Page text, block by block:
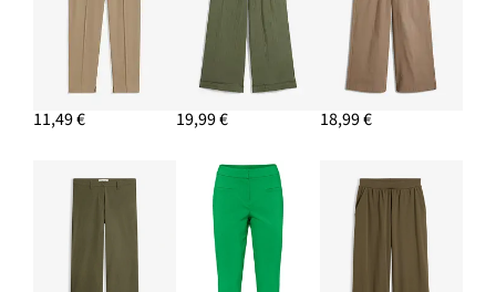
PRIDAŤ DO KOŠÍKA
Kabelka Crossbody s asymetrickým vzhľadom
13,99 €
18,99 € -9%
PRIDAŤ DO KOŠÍKA
11,49 € 19,99 € 18,99 €